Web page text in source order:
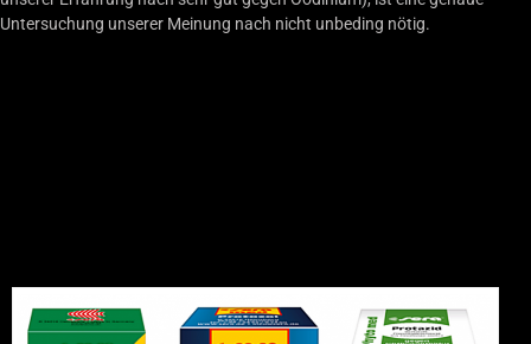
Untersuchung unserer Meinung nach nicht unbeding nötig.